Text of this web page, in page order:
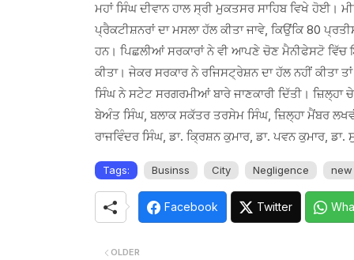
ਮਹਾਂ ਸਿੰਘ ਦੀਵਾਨ ਹਾਲ ਸ੍ਰੀ ਮੁਕਤਸਰ ਸਾਹਿਬ ਵਿਖੇ ਹੋਈ।
ਪ੍ਰੈਕਟੀਸ਼ਨਰਾਂ ਦਾ ਮਸਲਾ ਹੱਲ ਕੀਤਾ ਜਾਵੇ, ਕਿਉਂਕਿ 80
ਹਨ। ਪਿਛਲੀਆਂ ਸਰਕਾਰਾਂ ਨੇ ਵੀ ਆਪਣੇ ਚੋਣ ਮੈਨੀਫੇਸਟੋ ਵਿੱਚ
ਕੀਤਾ। ਜੇਕਰ ਸਰਕਾਰ ਨੇ ਰਜਿਸਟ੍ਰੇਸ਼ਨ ਦਾ ਹੱਲ ਨਹੀਂ ਕੀਤਾ
ਸਿੰਘ ਨੇ ਸਟੇਟ ਸਰਗਰਮੀਆਂ ਬਾਰੇ ਜਾਣਕਾਰੀ ਦਿੱਤੀ। ਜ਼ਿਲ੍ਹਾ
ਬੇਅੰਤ ਸਿੰਘ, ਬਲਾਕ ਸਕੱਤਰ ਤਰਸੇਮ ਸਿੰਘ, ਜ਼ਿਲ੍ਹਾ ਮੈਂਬਰ
ਰਾਜਵਿੰਦਰ ਸਿੰਘ, ਡਾ. ਕ੍ਰਿਸ਼ਨ ਕੁਮਾਰ, ਡਾ. ਪਵਨ ਕੁਮਾਰ,
Tags: Businss City Negligence new
Facebook Twitter
OLDER